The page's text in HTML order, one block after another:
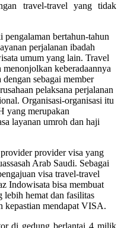
travel-travel yang tidak
bertahun-tahun
perjalanan ibadah
umum yang lain. Travel
keberadaannya
sebagai member
pelaksana perjalanan
Organisasi-organisasi itu
yang merupakan
layanan umroh dan haji
provider visa yang
Arab Saudi. Sebagai
visa travel-travel
Indowisata bisa membuat
lebih hemat dan fasilitas
kepastian mendapat VISA.
di gedung berlantai 4 milik